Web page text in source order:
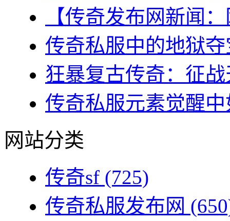
【传奇发布网新闻
传奇私服中的地狱
狂暴复古传奇：征
传奇私服元素觉醒
网站分类
传奇sf (725)
传奇私服发布网